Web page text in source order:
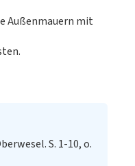
Außenmauern mit
S. 1-10, o.